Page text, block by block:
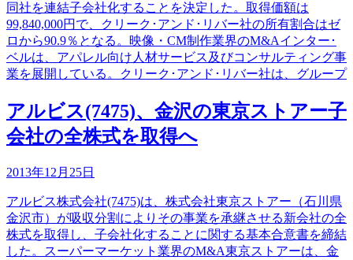
同社を連結子会社化することを決定した。取得価額は
99,840,000円で、クリーク･アンド･リバー社の所有割合はゼ
ロから90.9％となる。映像・CM制作業界のM&Aインター･
ベルは、アパレル向け人材サービス及びコンサルティング事
業を展開している。クリーク･アンド･リバー社は、グループ
アルビス(7475)、金沢の東京ストアー子
会社の全株式を取得へ
2013年12月25日
アルビス株式会社(7475)は、株式会社東京ストアー（石川県
金沢市）が吸収分割によりその事業を承継させる新会社の全
株式を取得し、子会社化することに関する基本合意書を締結
した。スーパーマーケット業界のM&A東京ストアーは、金